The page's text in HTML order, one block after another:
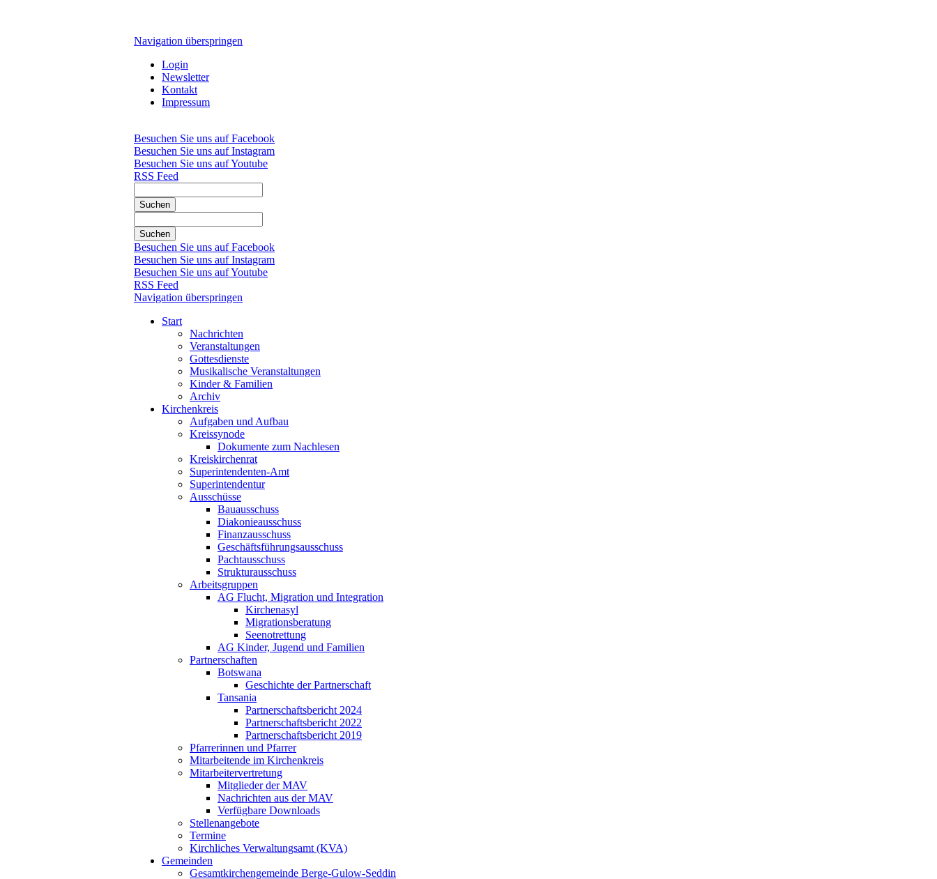
Navigation überspringen
Login
Newsletter
Kontakt
Impressum
Besuchen Sie uns auf Facebook
Besuchen Sie uns auf Instagram
Besuchen Sie uns auf Youtube
RSS Feed
Suchen
Suchen
Besuchen Sie uns auf Facebook
Besuchen Sie uns auf Instagram
Besuchen Sie uns auf Youtube
RSS Feed
Navigation überspringen
Start
Nachrichten
Veranstaltungen
Gottesdienste
Musikalische Veranstaltungen
Kinder & Familien
Archiv
Kirchenkreis
Aufgaben und Aufbau
Kreissynode
Dokumente zum Nachlesen
Kreiskirchenrat
Superintendenten-Amt
Superintendentur
Ausschüsse
Bauausschuss
Diakonieausschuss
Finanzausschuss
Geschäftsführungsausschuss
Pachtausschuss
Strukturausschuss
Arbeitsgruppen
AG Flucht, Migration und Integration
Kirchenasyl
Migrationsberatung
Seenotrettung
AG Kinder, Jugend und Familien
Partnerschaften
Botswana
Geschichte der Partnerschaft
Tansania
Partnerschaftsbericht 2024
Partnerschaftsbericht 2022
Partnerschaftsbericht 2019
Pfarrerinnen und Pfarrer
Mitarbeitende im Kirchenkreis
Mitarbeitervertretung
Mitglieder der MAV
Nachrichten aus der MAV
Verfügbare Downloads
Stellenangebote
Termine
Kirchliches Verwaltungsamt (KVA)
Gemeinden
Gesamtkirchengemeinde Berge-Gulow-Seddin